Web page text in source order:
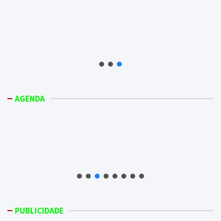
AGENDA
PUBLICIDADE